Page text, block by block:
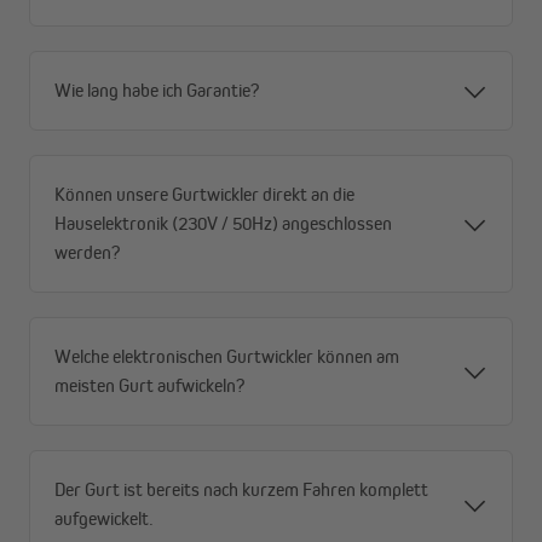
Wie lang habe ich Garantie?
Können unsere Gurtwickler direkt an die
Hauselektronik (230V / 50Hz) angeschlossen
werden?
Welche elektronischen Gurtwickler können am
meisten Gurt aufwickeln?
Der Gurt ist bereits nach kurzem Fahren komplett
aufgewickelt.